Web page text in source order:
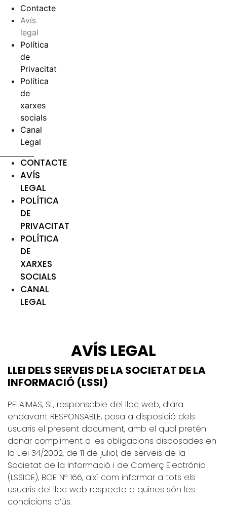
Contacte
Avís
legal
Política
de
Privacitat
Política
de
xarxes
socials
Canal
Legal
CONTACTE
AVÍS
LEGAL
POLÍTICA
DE
PRIVACITAT
POLÍTICA
DE
XARXES
SOCIALS
CANAL
LEGAL
AVÍS LEGAL
LLEI DELS SERVEIS DE LA SOCIETAT DE LA
INFORMACIÓ (LSSI)
PELAIMAS, SL, responsable del lloc web, d’ara
endavant RESPONSABLE, posa a disposició dels
usuaris el present document, amb el qual pretén
donar compliment a les obligacions disposades en
la Llei 34/2002, de 11 de juliol, de serveis de la
Societat de la Informació i de Comerç Electrònic
(LSSICE), BOE Nº 166, així com informar a tots els
usuaris del lloc web respecte a quines són les
condicions d’ús.